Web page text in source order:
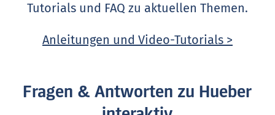
Tutorials und FAQ zu aktuellen Themen.
Anleitungen und Video-Tutorials >
Fragen & Antworten zu Hueber